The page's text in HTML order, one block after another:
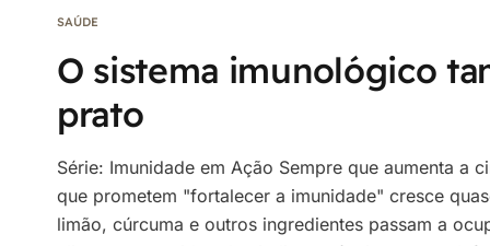
SAÚDE
O sistema imunológico
prato
Série: Imunidade em Ação Sempre que aumenta
que prometem "fortalecer a imunidade" cresce
limão, cúrcuma e outros ingredientes passam a